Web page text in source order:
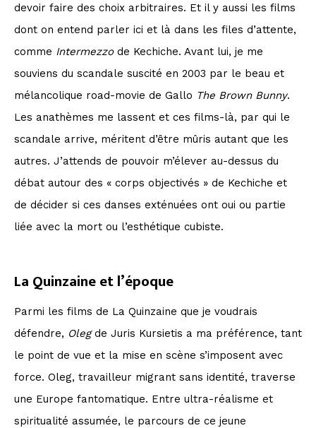
devoir faire des choix arbitraires. Et il y aussi les films
dont on entend parler ici et là dans les files d’attente,
comme Intermezzode Kechiche. Avant lui, je me
souviens du scandale suscité en 2003 par le beau et
mélancolique road-movie de Gallo The Brown Bunny.
Les anathèmes me lassent et ces films-là, par qui le
scandale arrive, méritent d’être mûris autant que les
autres. J’attends de pouvoir m’élever au-dessus du
débat autour des « corps objectivés » de Kechiche et
de décider si ces danses exténuées ont oui ou partie
liée avec la mort ou l’esthétique cubiste.
La Quinzaine et l’époque
Parmi les films de La Quinzaine que je voudrais
défendre, Olegde Juris Kursietis a ma préférence, tant
le point de vue et la mise en scène s’imposent avec
force. Oleg, travailleur migrant sans identité, traverse
une Europe fantomatique. Entre ultra-réalisme et
spiritualité assumée, le parcours de ce jeune